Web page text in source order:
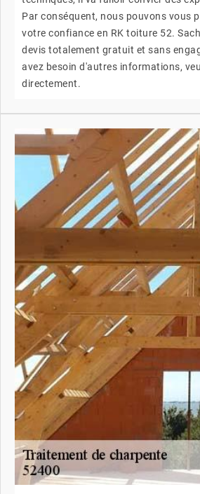
Par conséquent, nous pouvons vous
votre confiance en RK toiture 52.
devis totalement gratuit et sans
avez besoin d'autres informations,
directement.